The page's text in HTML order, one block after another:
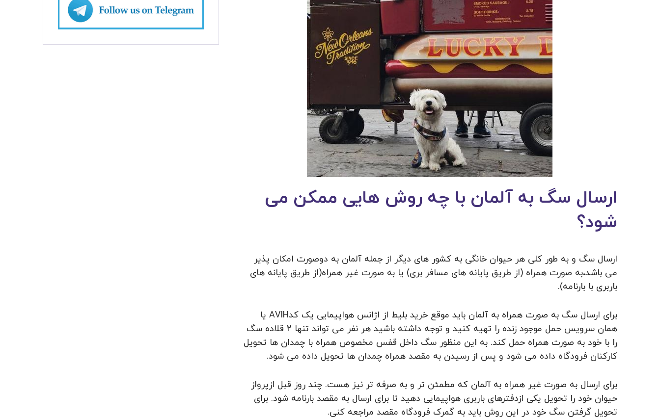
ارسال سگ به آلمان با چه روش هایی ممکن می
شود؟
ارسال سگ و به طور کلی هر حیوان خانگی به کشور های دیگر از جمله آلمان به دوصورت امکان پذیر
می باشد،به صورت همراه (از طریق پایانه های مسافر بری) یا به صورت غیر همراه(از طریق پایانه های
باربری با بارنامه).
برای ارسال سگ به صورت همراه به آلمان باید موقع خرید بلیط از اژانس هواپیمایی یک کدAVIH یا
همان سرویس حمل موجود زنده را تهیه کنید و توجه داشته باشید هر نفر می تواند تنها 2 قلاده سگ
را با خود به صورت همراه حمل کند. به این منظور سگ داخل قفس مخصوص همراه با چمدان ها تحویل
کارکنان فرودگاه داده می شود و پس از رسیدن به مقصد همراه چمدان ها تحویل داده می شود.
برای ارسال به صورت غیر همراه به آلمان که مطمئن تر و به صرفه تر نیز هست. چند روز قبل ازپرواز
حیوان خود را تحویل یکی ازدفترهای باربری هواپیمایی دهید تا برای ارسال به مقصد بارنامه شود. برای
تحویل گرفتن سگ خود در این روش باید به گمرک فرودگاه مقصد مراجعه کنی.